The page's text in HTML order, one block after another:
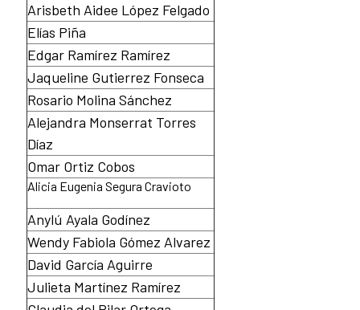
Arisbeth Aidee López Felgado
Elías Piña
Edgar Ramírez Ramírez
Jaqueline Gutierrez Fonseca
Rosario Molina Sánchez
Alejandra Monserrat Torres
Díaz
Omar Ortiz Cobos
Alicia Eugenia Segura Cravioto
Anylú Ayala Godínez
Wendy Fabiola Gómez Alvarez
David García Aguirre
Julieta Martínez Ramírez